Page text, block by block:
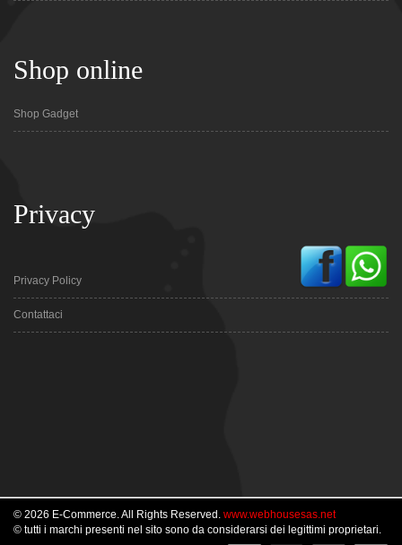
Shop online
Shop Gadget
Privacy
Privacy Policy
Contattaci
© 2026 E-Commerce. All Rights Reserved. www.webhousesas.net
© tutti i marchi presenti nel sito sono da considerarsi dei legittimi proprietari.